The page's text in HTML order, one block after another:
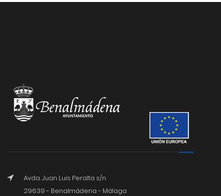
Avda. Juan Luis Peralta s/n
29639 - Benalmádena - Málaga